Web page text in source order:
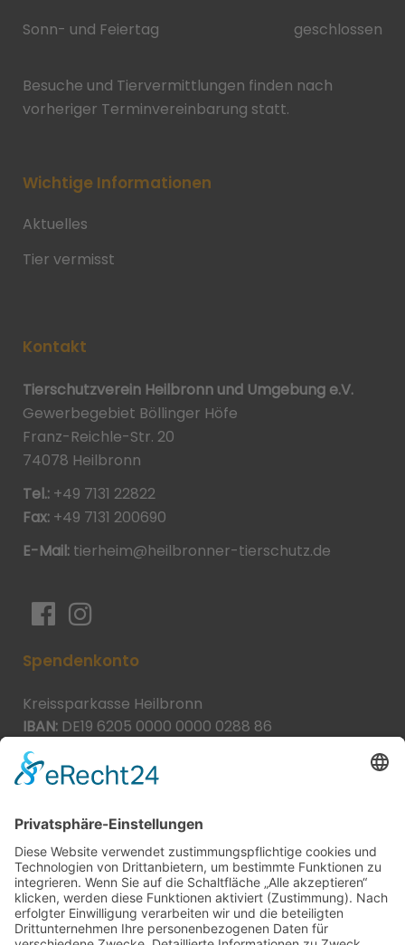
Sonn- und Feiertag
geschlossen
Besuche und Tiervermittlungen finden nach
vorheriger Terminvereinbarung statt.
Wichtige Informationen
Aktuelles
Tier vermisst
Kontakt
Tierschutzverein Heilbronn und Umgebung e.V.
Gewerbegebiet Böllinger Höfe
Franz-Reichle-Str. 20
74078 Heilbronn
Tel.: +49 7131 22822
Fax: +49 7131 200690
E-Mail: tierheim@heilbronner-tierschutz.de
Spendenkonto
Kreissparkasse Heilbronn
IBAN: DE19 6205 0000 0000 0288 86
BIC:
Spende direkt via PayPal
JETZT SPENDEN
paypal@heilbronner-tierschutz.de